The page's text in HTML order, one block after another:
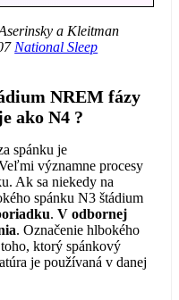
a Kleitman
National Sleep
NREM fázy
ako N4 ?
spánku je
významne procesy
Ak sa niekedy na
spánku N3 štádium
.V odbornej
. Označenie hlbokého
ktorý spánkový
je používaná v danej